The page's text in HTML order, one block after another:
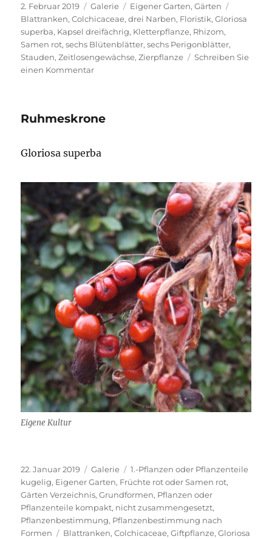
Veröffentlicht
am
2. Februar 2019 Format
Galerie Kategorien
Eigener Garten,Gärten
Blattranken,Colchicaceae,drei Narben, Floristik,Gloriosa
superba, Kapsel dreifächrig, Kletterpflanze, Rhizom,
Samen rot,sechs Blütenblätter,sechs Perigonblätter,
Stauden,Zeitlosengewächse,Zierpflanze
Schreiben Sie
einen Kommentarzu
Ruhmeskrone
Gloriosa superba
Eigene Kultur
Veröffentlicht
am
22. Januar 2019 Format
Galerie Kategorien
1.-Pflanzen oder Pflanzenteile
kugelig, Eigener Garten, Früchte rot oder Samen rot,
Gärten Verzeichnis,Grundformen, Pflanzen oder
Pflanzenteile kompakt, nicht zusammengesetzt,
Pflanzenbestimmung, Pflanzenbestimmung nach
Formen
Schlagwörter
Blattranken,Colchicaceae,Giftpflanze,Gloriosa